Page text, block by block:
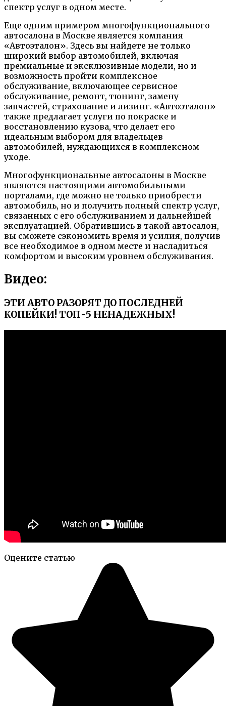
спектр услуг в одном месте.
Еще одним примером многофункционального
автосалона в Москве является компания
«Автоэталон». Здесь вы найдете не только
широкий выбор автомобилей, включая
премиальные и эксклюзивные модели, но и
возможность пройти комплексное
обслуживание, включающее сервисное
обслуживание, ремонт, тюнинг, замену
запчастей, страхование и лизинг. «Автоэталон»
также предлагает услуги по покраске и
восстановлению кузова, что делает его
идеальным выбором для владельцев
автомобилей, нуждающихся в комплексном
уходе.
Многофункциональные автосалоны в Москве
являются настоящими автомобильными
порталами, где можно не только приобрести
автомобиль, но и получить полный спектр услуг,
связанных с его обслуживанием и дальнейшей
эксплуатацией. Обратившись в такой автосалон,
вы сможете сэкономить время и усилия, получив
все необходимое в одном месте и насладиться
комфортом и высоким уровнем обслуживания.
Видео:
ЭТИ АВТО РАЗОРЯТ ДО ПОСЛЕДНЕЙ
КОПЕЙКИ! ТОП-5 НЕНАДЕЖНЫХ!
Оцените статью